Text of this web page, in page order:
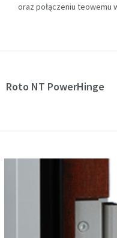
oraz połączeniu teowemu
Roto NT PowerHinge